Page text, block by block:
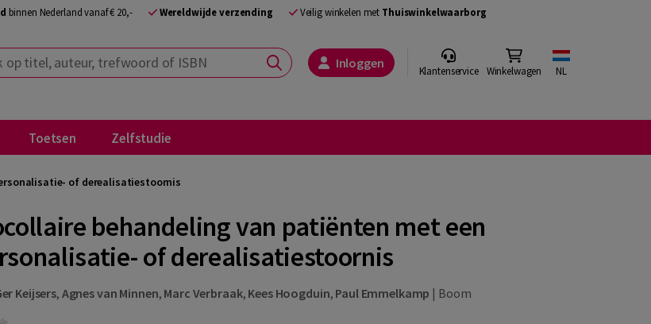
binnen Nederland vanaf € 20,- Wereldwijde verzending Veilig winkelen met Thuiswinkelwaarborg
titel, auteur, trefwoord of ISBN Inloggen Klantenservice Winkelwagen NL
Toetsen Zelfstudie
of derealisatiestoornis
behandeling van patiënten met een
of derealisatiestoornis
Keijsers, Agnes van Minnen, Marc Verbraak, Kees Hoogduin, Paul Emmelkamp | Boom